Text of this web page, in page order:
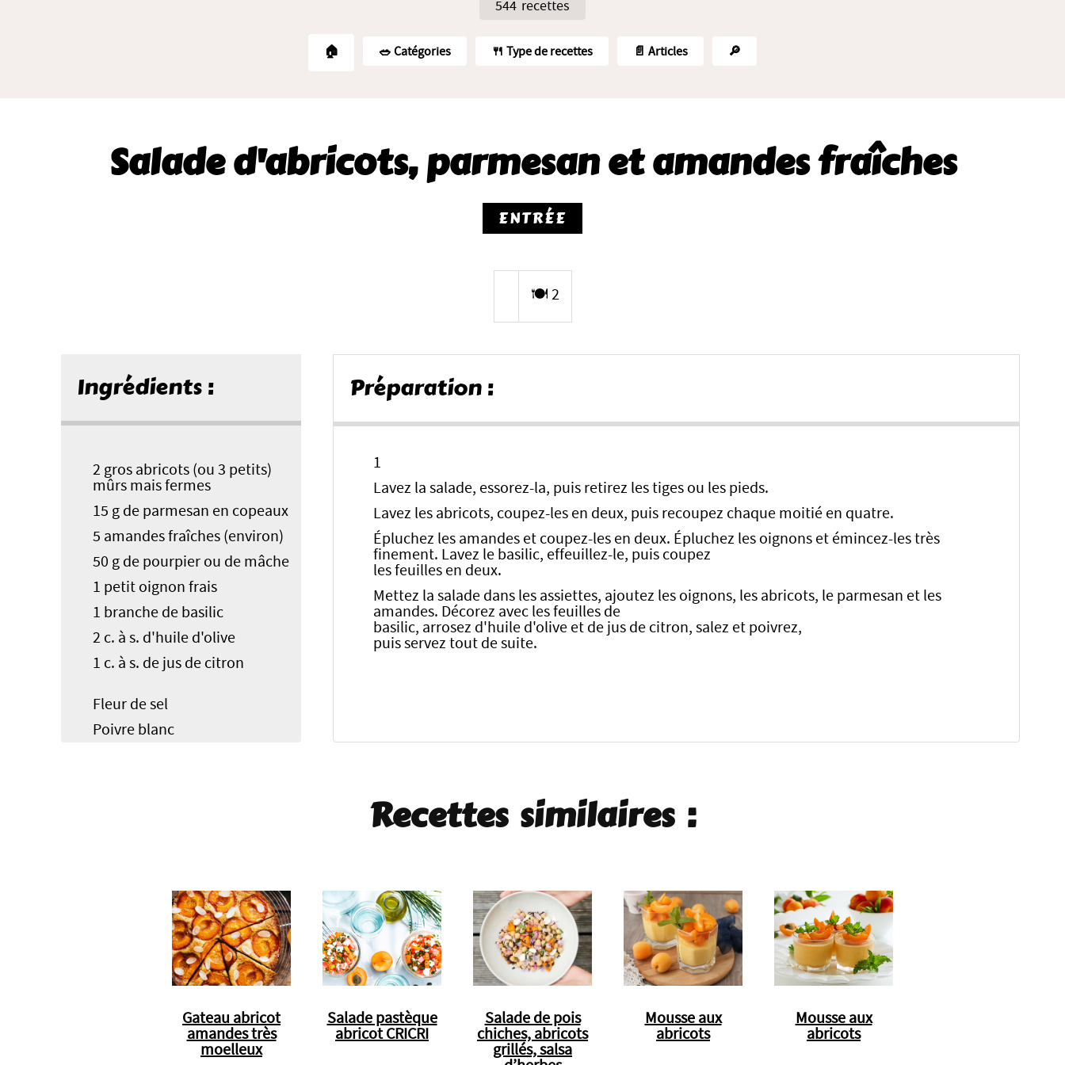
544 recettes
🏠 🥗️ Catégories 🍴 Type de recettes 📄 Articles 🔎
Salade d'abricots, parmesan et amandes fraîches
ENTRÉE
🍽️ 2
Ingrédients :
2 gros abricots (ou 3 petits)
mûrs mais fermes
15 g de parmesan en copeaux
5 amandes fraîches (environ)
50 g de pourpier ou de mâche
1 petit oignon frais
1 branche de basilic
2 c. à s. d'huile d'olive
1 c. à s. de jus de citron
Fleur de sel
Poivre blanc
Préparation :
1
Lavez la salade, essorez-la, puis retirez les tiges ou les pieds.
Lavez les abricots, coupez-les en deux, puis recoupez chaque moitié en quatre.
Épluchez les amandes et coupez-les en deux. Épluchez les oignons et émincez-les très
finement. Lavez le basilic, effeuillez-le, puis coupez
les feuilles en deux.
Mettez la salade dans les assiettes, ajoutez les oignons, les abricots, le parmesan et les
amandes. Décorez avec les feuilles de
basilic, arrosez d'huile d'olive et de jus de citron, salez et poivrez,
puis servez tout de suite.
Recettes similaires :
Gateau abricot
amandes très
moelleux
Salade pastèque
abricot CRICRI
Salade de pois
chiches, abricots
grillés, salsa
Mousse aux
abricots
Mousse aux
abricots